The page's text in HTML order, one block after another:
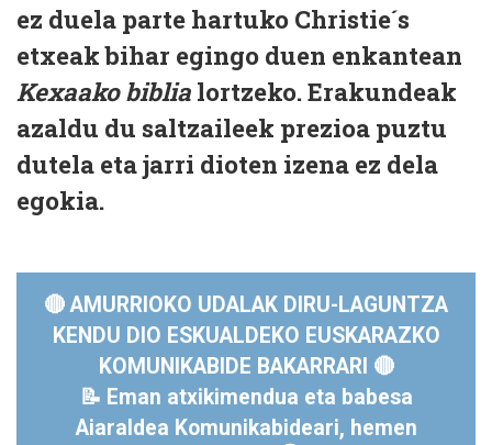
ez duela parte hartuko Christie´s
etxeak bihar egingo duen enkantean
Kexaako biblia lortzeko. Erakundeak
azaldu du saltzaileek prezioa puztu
dutela eta jarri dioten izena ez dela
egokia.
🔴 AMURRIOKO UDALAK DIRU-LAGUNTZA
KENDU DIO ESKUALDEKO EUSKARAZKO
KOMUNIKABIDE BAKARRARI 🔴
📝 Eman atxikimendua eta babesa
Aiaraldea Komunikabideari, hemen